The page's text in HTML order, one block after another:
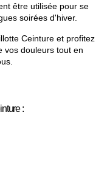
être utilisée pour se
soirées d'hiver.
Ceinture et profitez
vos douleurs tout en
: